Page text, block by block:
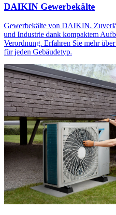
DAIKIN Gewerbekälte
Gewerbekälte von DAIKIN.
und Industrie dank kompaktem
Verordnung. Erfahren Sie mehr
für jeden Gebäudetyp.